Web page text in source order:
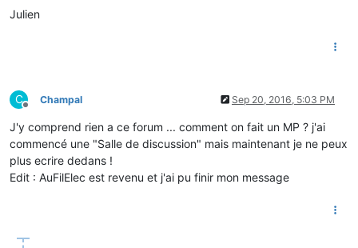
Julien
C
Offline
Champal Sep 20, 2016, 5:03 PM
J'y comprend rien a ce forum ... comment on fait un MP ? j'ai
commencé une "Salle de discussion" mais maintenant je ne peux
plus ecrire dedans !
Edit : AuFilElec est revenu et j'ai pu finir mon message